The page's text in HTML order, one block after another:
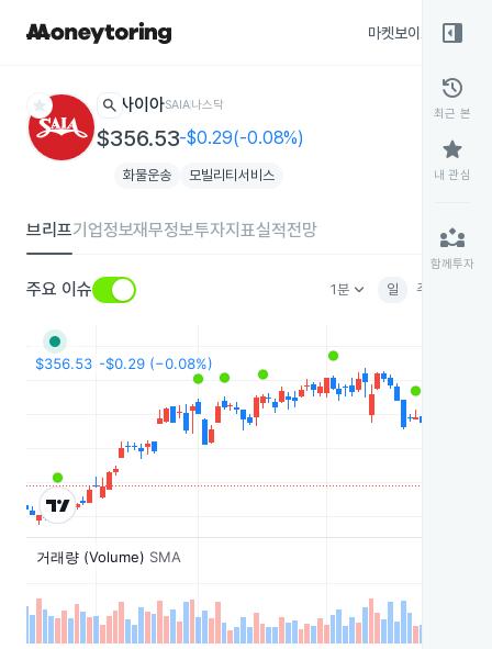
마켓보이스
star search 사이아SAIA나스닥
$356.53-$0.29(-0.08%)
화물운송 모빌리티서비스
브리프기업정보재무정보투자지표실적전망
주요 이슈 1분keyboard_arrow_down 일 주
right_panel_open
history
최근 본
star
내 관심
partner_exchange
함께투자